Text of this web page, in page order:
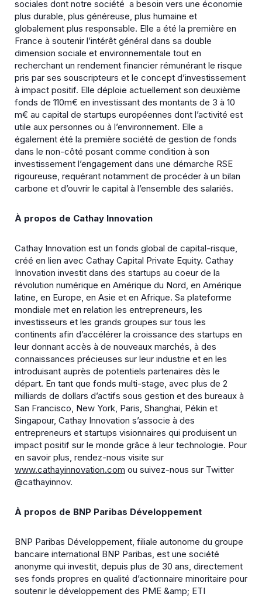
sociales dont notre société a besoin vers une économie
plus durable, plus généreuse, plus humaine et
globalement plus responsable. Elle a été la première en
France à soutenir l’intérêt général dans sa double
dimension sociale et environnementale tout en
recherchant un rendement financier rémunérant le risque
pris par ses souscripteurs et le concept d’investissement
à impact positif. Elle déploie actuellement son deuxième
fonds de 110m€ en investissant des montants de 3 à 10
m€ au capital de startups européennes dont l’activité est
utile aux personnes ou à l’environnement. Elle a
également été la première société de gestion de fonds
dans le non-côté posant comme condition à son
investissement l’engagement dans une démarche RSE
rigoureuse, requérant notamment de procéder à un bilan
carbone et d’ouvrir le capital à l’ensemble des salariés.
À propos de Cathay Innovation
Cathay Innovation est un fonds global de capital-risque,
créé en lien avec Cathay Capital Private Equity. Cathay
Innovation investit dans des startups au coeur de la
révolution numérique en Amérique du Nord, en Amérique
latine, en Europe, en Asie et en Afrique. Sa plateforme
mondiale met en relation les entrepreneurs, les
investisseurs et les grands groupes sur tous les
continents afin d’accélérer la croissance des startups en
leur donnant accès à de nouveaux marchés, à des
connaissances précieuses sur leur industrie et en les
introduisant auprès de potentiels partenaires dès le
départ. En tant que fonds multi-stage, avec plus de 2
milliards de dollars d’actifs sous gestion et des bureaux à
San Francisco, New York, Paris, Shanghai, Pékin et
Singapour, Cathay Innovation s’associe à des
entrepreneurs et startups visionnaires qui produisent un
impact positif sur le monde grâce à leur technologie. Pour
en savoir plus, rendez-nous visite sur
www.cathayinnovation.com ou suivez-nous sur Twitter
@cathayinnov.
À propos de BNP Paribas Développement
BNP Paribas Développement, filiale autonome du groupe
bancaire international BNP Paribas, est une société
anonyme qui investit, depuis plus de 30 ans, directement
ses fonds propres en qualité d’actionnaire minoritaire pour
soutenir le développement des PME &amp; ETI